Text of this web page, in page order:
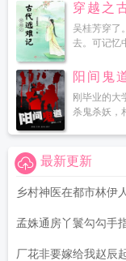
穿越之
吴桂芳穿了
去。可记忆
阳间鬼
刚毕业的大
杀鬼杀妖，
最新更新
乡村神医在都市林伊
孟姝通房丫鬟勾勾手
厂花非要嫁给我赵辰